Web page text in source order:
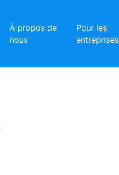
À propos de
nous
Pour les
entreprises